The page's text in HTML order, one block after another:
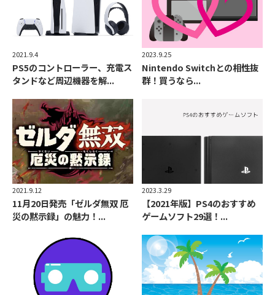
2021.9.4
PS5のコントローラー、充電ス
タンドなど周辺機器を解...
2023.9.25
Nintendo Switchとの相性抜
群！買うなら...
2021.9.12
11月20日発売「ゼルダ無双 厄
災の黙示録」の魅力！...
2023.3.29
【2021年版】PS4のおすすめ
ゲームソフト29選！...